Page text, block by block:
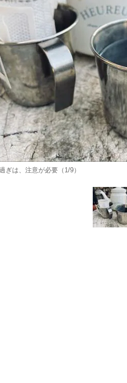
ぎは、注意が必要（1/9）